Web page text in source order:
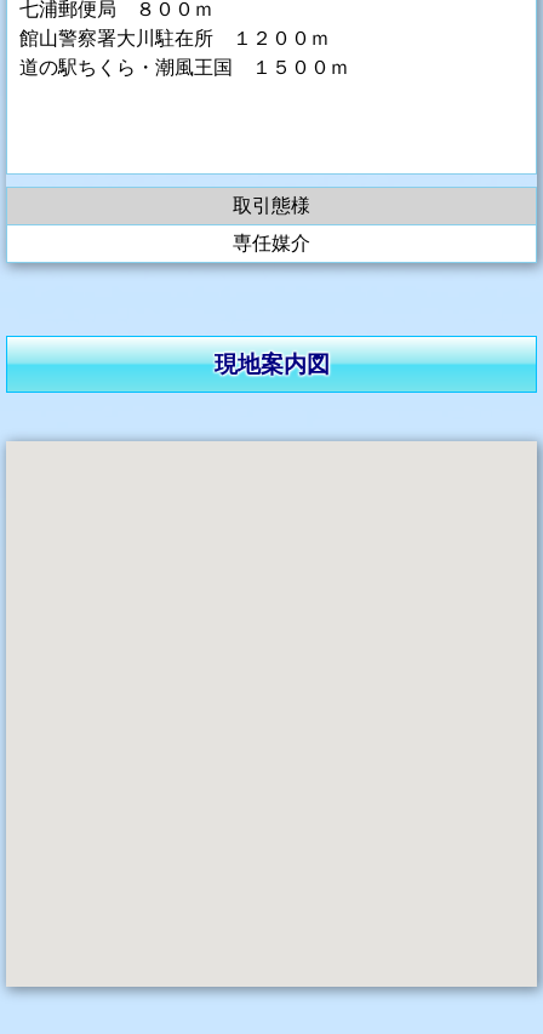
七浦郵便局 ８００ｍ
館山警察署大川駐在所 １２００ｍ
道の駅ちくら・潮風王国 １５００ｍ
取引態様
専任媒介
現地案内図